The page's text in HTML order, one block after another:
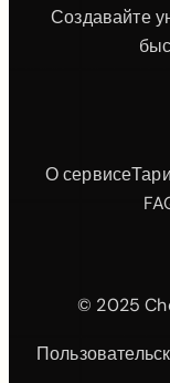
Создавайте
О сервисе
© 2025